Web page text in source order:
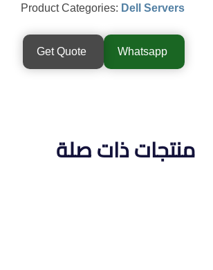
Product Categories: Dell Servers
Whatsapp
Get Quote
منتجات ذات صلة